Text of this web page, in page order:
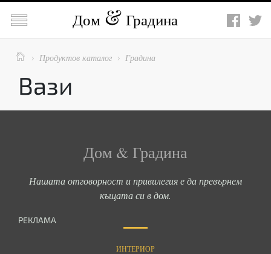
 Дом Градина
  Продуктов каталог  Градина
Вази
Дом & Градина
Нашата отговорност и привилегия е да превърнем
къщата си в дом.
РЕКЛАМА
ИНТЕРИОР